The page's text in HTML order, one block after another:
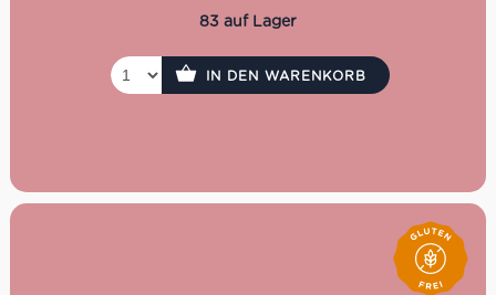
83 auf Lager
IN DEN WARENKORB